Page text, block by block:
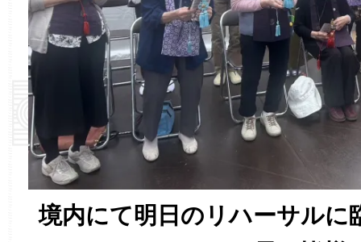
境内にて明日のリハーサル